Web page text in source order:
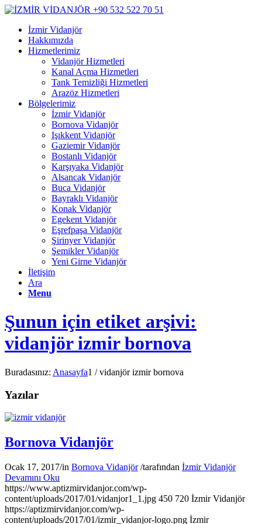
İzmir Vidanjör
Hakkımızda
Hizmetlerimiz
Vidanjör Hizmetleri
Kanal Açma Hizmetleri
Tank Temizliği Hizmetleri
Arazöz Hizmetleri
Bölgelerimiz
İzmir Vidanjör
Bornova Vidanjör
Işıkkent Vidanjör
Gaziemir Vidanjör
Bostanlı Vidanjör
Karşıyaka Vidanjör
Alsancak Vidanjör
Buca Vidanjör
Bayraklı Vidanjör
Konak Vidanjör
Egekent Vidanjör
Eşrefpaşa Vidanjör
Şirinyer Vidanjör
Şemikler Vidanjör
Yeni Girne Vidanjör
İletişim
Ara
Menu
Şunun için etiket arşivi:
vidanjör izmir bornova
Buradasınız: Anasayfa1 / vidanjör izmir bornova
Yazılar
Bornova Vidanjör
Ocak 17, 2017/in Bornova Vidanjör /tarafından İzmir Vidanjör
Devamını Oku
https://www.aptizmirvidanjor.com/wp-
content/uploads/2017/01/vidanjor1_1.jpg 450 720 İzmir Vidanjör
https://aptizmirvidanjor.com/wp-
content/uploads/2017/01/izmir_vidanjor-logo.png İzmir